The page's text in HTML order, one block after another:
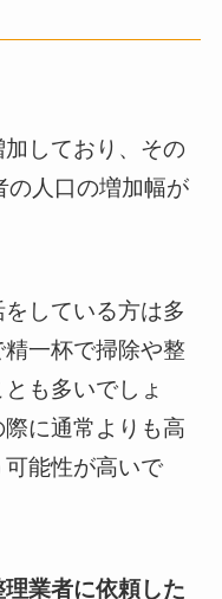
しており、その
の人口の増加幅が
している方は多
一杯で掃除や整
も多いでしょ
に通常よりも高
能性が高いで
業者に依頼した